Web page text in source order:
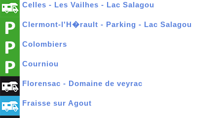
Celles - Les Vailhes - Lac Salagou
Clermont-l'H�rault - Parking - Lac Salagou
Colombiers
Courniou
Florensac - Domaine de veyrac
Fraisse sur Agout